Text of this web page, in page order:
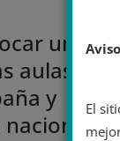
una
aulas,
y
nacional
El